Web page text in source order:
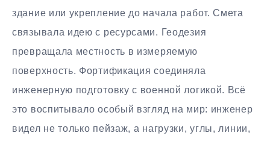
здание или укрепление до начала работ. Смета
связывала идею с ресурсами. Геодезия
превращала местность в измеряемую
поверхность. Фортификация соединяла
инженерную подготовку с военной логикой. Всё
это воспитывало особый взгляд на мир: инженер
видел не только пейзаж, а нагрузки, углы, линии,